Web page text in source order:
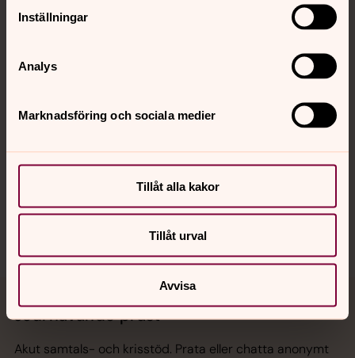
Inställningar
Analys
Marknadsföring och sociala medier
Tillåt alla kakor
Tillåt urval
Avvisa
Kontakt
Kalender
Jourhavande präst
Akut samtals- och krisstöd. Prata eller chatta anonymt